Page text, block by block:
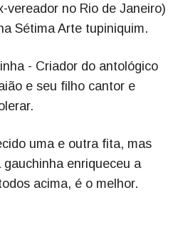
vereador no Rio de Janeiro)
Sétima Arte tupiniquim.
- Criador do antológico
e seu filho cantor e
uma e outra fita, mas
enriqueceu a
acima, é o melhor.